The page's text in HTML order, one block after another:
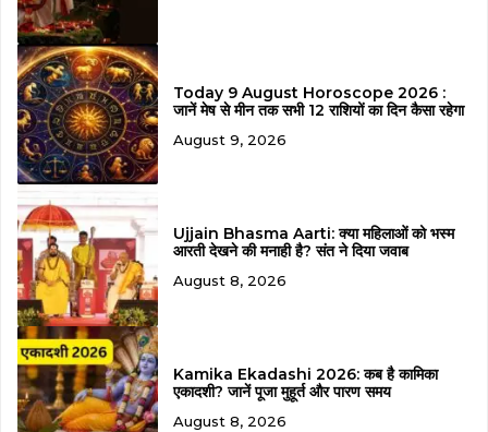
Today 9 August Horoscope 2026 :
जानें मेष से मीन तक सभी 12 राशियों का दिन कैसा रहेगा
August 9, 2026
Ujjain Bhasma Aarti: क्या महिलाओं को भस्म
आरती देखने की मनाही है? संत ने दिया जवाब
August 8, 2026
Kamika Ekadashi 2026: कब है कामिका
एकादशी? जानें पूजा मुहूर्त और पारण समय
August 8, 2026